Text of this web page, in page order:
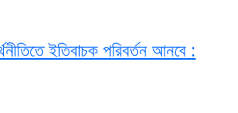
ইতিবাচক পরিবর্তন আনবে :